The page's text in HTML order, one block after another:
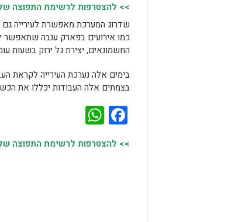
>> להצטרפות לרשימת התפוצה של
שדרוג המערכת מאפשרת לעירייה
כמו אירועים בפארק ענבה שתאפשר
החשמונאים, יצירת גל ירוק בשעות
בימים אלה נערכת העירייה לקראת
בצמתים אלה העבודות יכללו את
Facebook
>> להצטרפות לרשימת התפוצה של